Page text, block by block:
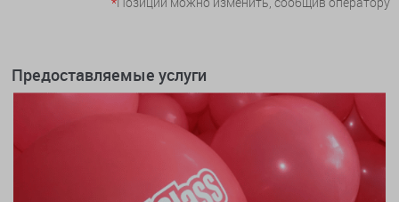
Предоставляемые услуги